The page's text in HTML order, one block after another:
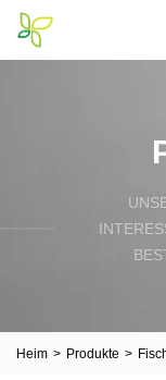
Heim > Produkte >